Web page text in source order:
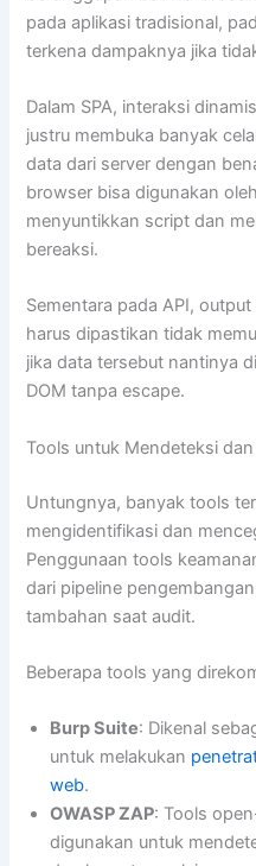
pada aplikasi tradisional,
terkena dampaknya jika
Dalam SPA, interaksi
justru membuka banyak
data dari server dengan
browser bisa digunakan
menyuntikkan script dan
bereaksi.
Sementara pada API,
harus dipastikan tidak
jika data tersebut nantinya
DOM tanpa escape.
Tools untuk Mendeteksi
Untungnya, banyak tools
mengidentifikasi dan
Penggunaan tools
dari pipeline
tambahan saat audit.
Beberapa tools yang
Burp Suite: Dikenal
untuk melakukan
web.
OWASP ZAP: Tools
digunakan untuk